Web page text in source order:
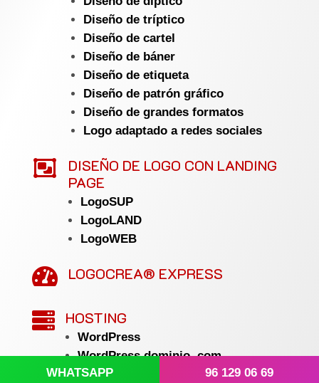
Diseño de tríptico
Diseño de cartel
Diseño de báner
Diseño de etiqueta
Diseño de patrón gráfico
Diseño de grandes formatos
Logo adaptado a redes sociales

DISEÑO DE LOGO CON LANDING
PAGE
LogoSUP
LogoLAND
LogoWEB
 LOGOCREA® EXPRESS
 HOSTING
WordPress
WordPress dominio .com
Avanzado PLUS
WHATSAPP 96 129 06 69